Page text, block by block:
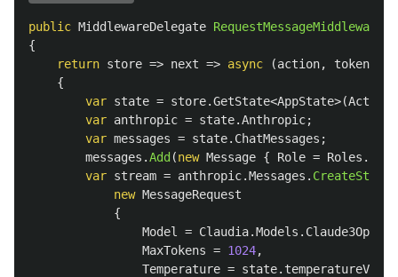
public MiddlewareDelegate RequestMessageMiddleware
{
return store => next => async (action, token
{
var state = store.GetState<AppState>(Actions
var anthropic = state.Anthropic;
var messages = state. ChatMessages ;
messages .Add (new Message { Role = Roles .
var stream = anthropic.Messages .
new MessageRequest
{
Model
= Claudia.Models . Claude3Opus
MaxTokens = 1024,
Temperature = state. temperatureValue